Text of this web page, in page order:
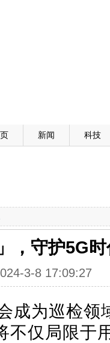
新闻 科技
，守护5G
3-8 17:09:27
成为巡检领
不仅局限于